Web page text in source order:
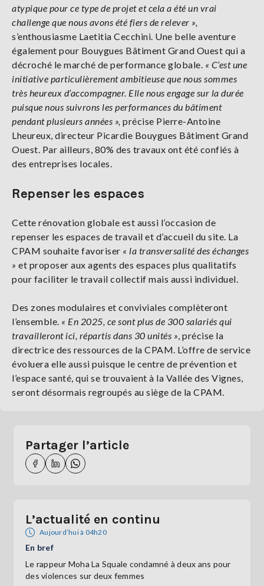
atypique pour ce type de projet et cela a été un vrai
challenge que nous avons été fiers de relever »,
s’enthousiasme Laetitia Cecchini. Une belle aventure
également pour Bouygues Bâtiment Grand Ouest qui a
décroché le marché de performance globale. « C’est une
initiative particulièrement ambitieuse que nous sommes
très heureux d’accompagner. Elle nous engage sur la durée
puisque nous suivrons les performances du bâtiment
pendant plusieurs années », précise Pierre-Antoine
Lheureux, directeur Picardie Bouygues Bâtiment Grand
Ouest. Par ailleurs, 80% des travaux ont été confiés à
des entreprises locales.
Repenser les espaces
Cette rénovation globale est aussi l’occasion de
repenser les espaces de travail et d’accueil du site. La
CPAM souhaite favoriser « la transversalité des échanges
» et proposer aux agents des espaces plus qualitatifs
pour faciliter le travail collectif mais aussi individuel.
Des zones modulaires et conviviales complèteront
l’ensemble. « En 2025, ce sont plus de 300 salariés qui
travailleront ici, répartis dans 30 unités », précise la
directrice des ressources de la CPAM. L’offre de service
évoluera elle aussi puisque le centre de prévention et
l’espace santé, qui se trouvaient à la Vallée des Vignes,
seront désormais regroupés au siège de la CPAM.
Partager l’article
L’actualité en continu
Aujourd’hui à 04h20
En bref
Le rappeur Moha La Squale condamné à deux ans pour
des violences sur deux femmes